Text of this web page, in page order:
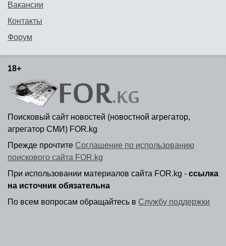
Вакансии
Контакты
Форум
18+
Поисковый сайт новостей (новостной агрегатор,
агрегатор СМИ) FOR.kg
Прежде прочтите Соглашение по использованию
поискового сайта FOR.kg
При использовании материалов сайта FOR.kg - ссылка
на источник обязательна
По всем вопросам обращайтесь в Службу поддержки